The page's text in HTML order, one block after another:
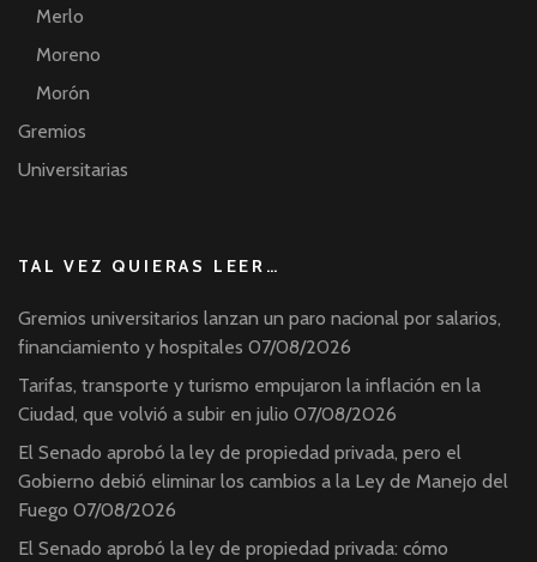
Merlo
Moreno
Morón
Gremios
Universitarias
TAL VEZ QUIERAS LEER…
Gremios universitarios lanzan un paro nacional por salarios,
financiamiento y hospitales 07/08/2026
Tarifas, transporte y turismo empujaron la inflación en la
Ciudad, que volvió a subir en julio 07/08/2026
El Senado aprobó la ley de propiedad privada, pero el
Gobierno debió eliminar los cambios a la Ley de Manejo del
Fuego 07/08/2026
El Senado aprobó la ley de propiedad privada: cómo